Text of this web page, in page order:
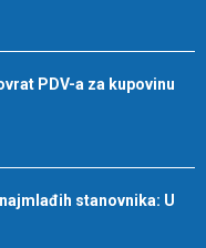
PDV-a za kupovinu
stanovnika: U